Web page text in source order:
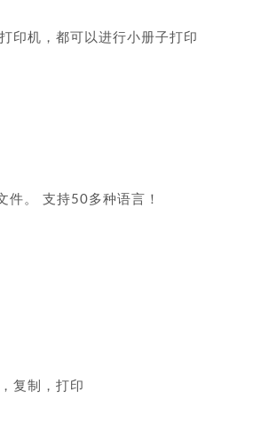
印机，都可以进行小册子打印
件。 支持50多种语言！
复制，打印